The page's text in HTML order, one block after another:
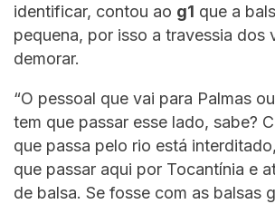
identificar, contou ao g1 que a
pequena, por isso a travessia dos
demorar.
“O pessoal que vai para Palmas
tem que passar esse lado, sabe?
que passa pelo rio está
que passar aqui por Tocantínia e
de balsa. Se fosse com as balsas